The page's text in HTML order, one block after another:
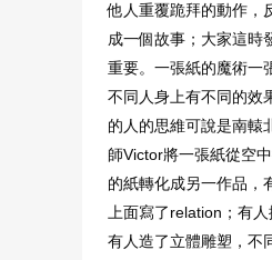
他人重覆跪拜的動作，
成一個故事；大家這時
重要。一張紙的魔術一
不同人身上有不同的效
的人的思維可說是南轅
師Victor將一張紙從空
的紙轉化成另一作品，
上面寫了relation；有
有人造了立體雕塑，不